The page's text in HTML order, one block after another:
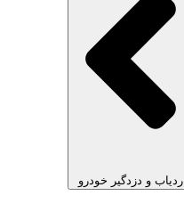
ردیاب و دزدگیر خودرو